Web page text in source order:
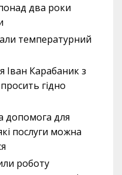
два роки
температурний
Іван Карабаник з
гідно
допомога для
послуги можна
роботу